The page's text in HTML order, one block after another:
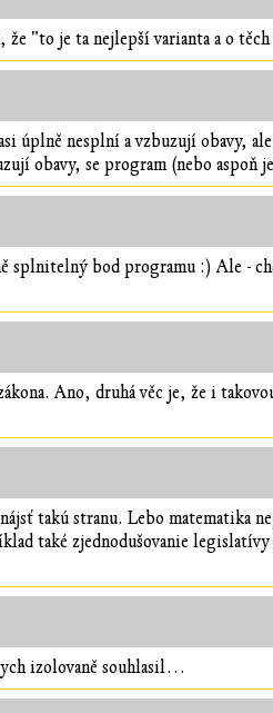
"to je ta nejlepší varianta a o těch
úplně nesplní a vzbuzují obavy,
obavy, se program (nebo aspoň
splnitelný bod programu :) Ale -
Ano, druhá věc je, že i
takú stranu. Lebo matematika
také zjednodušovanie
izolovaně souhlasil…